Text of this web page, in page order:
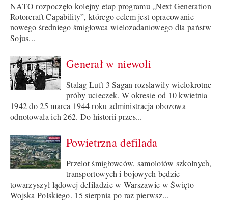
NATO rozpoczęło kolejny etap programu „Next Generation
Rotorcraft Capability”, którego celem jest opracowanie
nowego średniego śmigłowca wielozadaniowego dla państw
Sojus...
Generał w niewoli
Stalag Luft 3 Sagan rozsławiły wielokrotne
próby ucieczek. W okresie od 10 kwietnia
1942 do 25 marca 1944 roku administracja obozowa
odnotowała ich 262. Do historii przes...
Powietrzna defilada
Przelot śmigłowców, samolotów szkolnych,
transportowych i bojowych będzie
towarzyszył lądowej defiladzie w Warszawie w Święto
Wojska Polskiego. 15 sierpnia po raz pierwsz...